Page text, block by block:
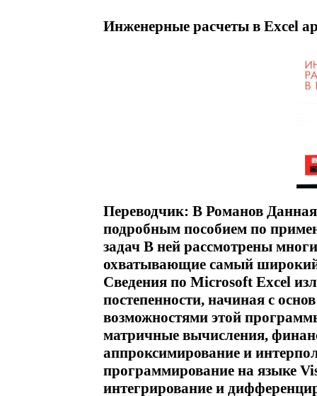
Инженерные расчеты в Excel
Переводчик: В Романов
подробным пособием по
задач В ней рассмотрены
охватывающие самый
Сведения по Microsoft Excel
постепенности, начиная с
возможностями этой
матричные вычисления,
аппроксимирование и
программирование на языке
интегрирование и